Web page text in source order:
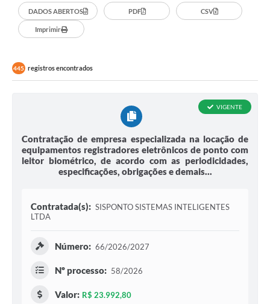
DADOS ABERTOS PDF CSV
Imprimir
445 registros encontrados
Contratação de empresa especializada na locação de
equipamentos registradores eletrônicos de ponto com
leitor biométrico, de acordo com as periodicidades,
especificações, obrigações e demais...
VIGENTE
Contratada(s): SISPONTO SISTEMAS INTELIGENTES
LTDA
Número: 66/2026/2027
Nº processo: 58/2026
Valor: R$ 23.992,80